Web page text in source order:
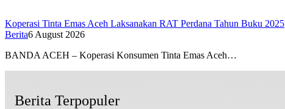
Koperasi Tinta Emas Aceh Laksanakan RAT Perdana Tahun Buku 2025
Berita6 August 2026
BANDA ACEH – Koperasi Konsumen Tinta Emas Aceh…
Berita Terpopuler